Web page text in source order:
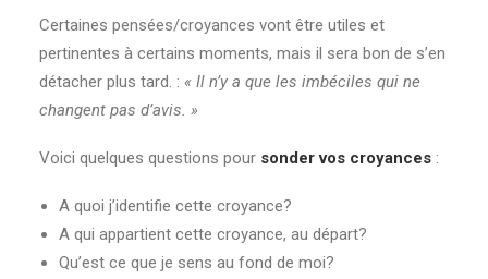
Certaines pensées/croyances vont être utiles et
pertinentes à certains moments, mais il sera bon de s’en
détacher plus tard. : « Il n’y a que les imbéciles qui ne
changent pas d’avis. »
Voici quelques questions pour sonder vos croyances :
A quoi j’identifie cette croyance?
A qui appartient cette croyance, au départ?
Qu’est ce que je sens au fond de moi?